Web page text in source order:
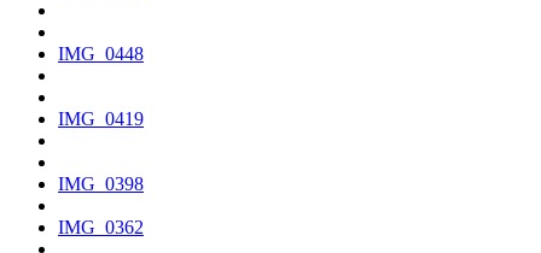
IMG_0448
IMG_0419
IMG_0398
IMG_0362